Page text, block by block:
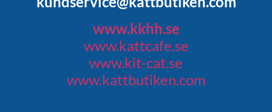
www.kkhh.se
www.kattcafe.se
www.kit-cat.se
www.kattbutiken.com